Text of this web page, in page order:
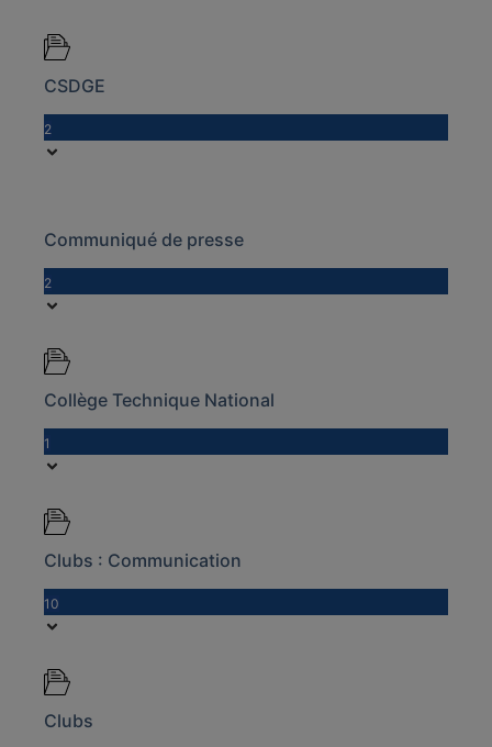
CSDGE
2
Communiqué de presse
2
Collège Technique National
1
Clubs : Communication
10
Clubs